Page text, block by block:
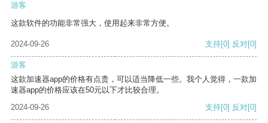
游客
这款软件的功能非常强大，使用起来非常方便。
2024-09-26 支持[0] 反对[0]
游客
这款加速器app的价格有点贵，可以适当降低一些。我个人觉得，一款加
速器app的价格应该在50元以下才比较合理。
2024-09-26
支持[0] 反对[0]